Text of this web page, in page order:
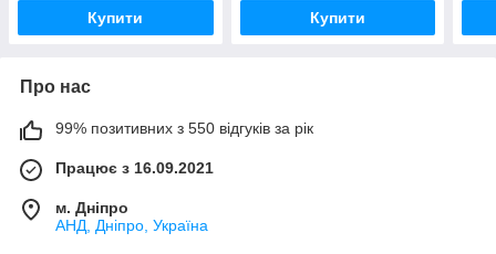
Купити Купити
Про нас
99% позитивних з 550 відгуків за рік
Працює з 16.09.2021
м. Дніпро
АНД, Дніпро, Україна